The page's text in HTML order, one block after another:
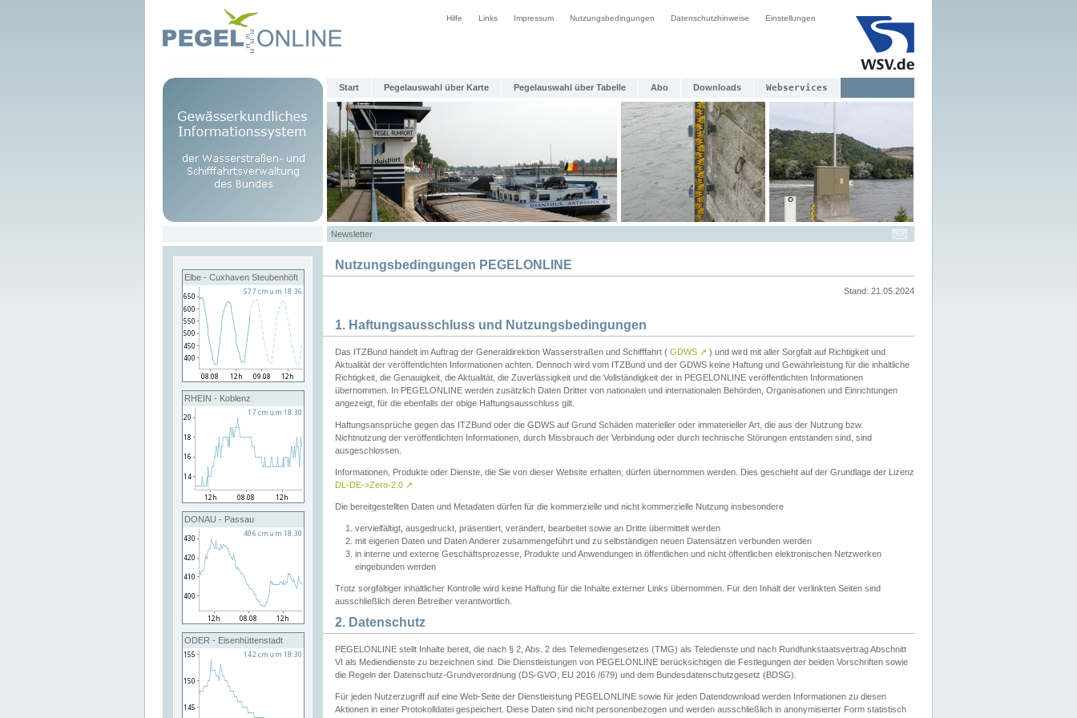
Hilfe Links Impressum Nutzungsbedingungen Datenschutzhinweise Einstellungen
Start Pegelauswahl über Karte Pegelauswahl über Tabelle Abo Downloads Webservices
Newsletter
Elbe - Cuxhaven Steubenhöft
RHEIN - Koblenz
DONAU - Passau
ODER - Eisenhüttenstadt
Nutzungsbedingungen PEGELONLINE
Stand: 21.05.2024
1. Haftungsausschluss und Nutzungsbedingungen
Das ITZBund handelt im Auftrag der Generaldirektion Wasserstraßen und Schifffahrt ( GDWS ↗ ) und wird mit aller Sorgfalt auf Richtigkeit und
Aktualität der veröffentlichten Informationen achten. Dennoch wird vom ITZBund und der GDWS keine Haftung und Gewährleistung für die inhaltliche
Richtigkeit, die Genauigkeit, die Aktualität, die Zuverlässigkeit und die Vollständigkeit der in PEGELONLINE veröffentlichten Informationen
übernommen. In PEGELONLINE werden zusätzlich Daten Dritter von nationalen und internationalen Behörden, Organisationen und Einrichtungen
angezeigt, für die ebenfalls der obige Haftungsausschluss gilt.
Haftungsansprüche gegen das ITZBund oder die GDWS auf Grund Schäden materieller oder immaterieller Art, die aus der Nutzung bzw.
Nichtnutzung der veröffentlichten Informationen, durch Missbrauch der Verbindung oder durch technische Störungen entstanden sind, sind
ausgeschlossen.
Informationen, Produkte oder Dienste, die Sie von dieser Website erhalten, dürfen übernommen werden. Dies geschieht auf der Grundlage der Lizenz
DL-DE->Zero-2.0 ↗
Die bereitgestellten Daten und Metadaten dürfen für die kommerzielle und nicht kommerzielle Nutzung insbesondere
vervielfältigt, ausgedruckt, präsentiert, verändert, bearbeitet sowie an Dritte übermittelt werden
mit eigenen Daten und Daten Anderer zusammengeführt und zu selbständigen neuen Datensätzen verbunden werden
in interne und externe Geschäftsprozesse, Produkte und Anwendungen in öffentlichen und nicht öffentlichen elektronischen Netzwerken
eingebunden werden
Trotz sorgfältiger inhaltlicher Kontrolle wird keine Haftung für die Inhalte externer Links übernommen. Für den Inhalt der verlinkten Seiten sind
ausschließlich deren Betreiber verantwortlich.
2. Datenschutz
PEGELONLINE stellt Inhalte bereit, die nach § 2, Abs. 2 des Telemediengesetzes (TMG) als Teledienste und nach Rundfunkstaatsvertrag Abschnitt
VI als Mediendienste zu bezeichnen sind. Die Dienstleistungen von PEGELONLINE berücksichtigen die Festlegungen der beiden Vorschriften sowie
die Regeln der Datenschutz-Grundverordnung (DS-GVO, EU 2016 /679) und dem Bundesdatenschutzgesetz (BDSG).
Für jeden Nutzerzugriff auf eine Web-Seite der Dienstleistung PEGELONLINE sowie für jeden Datendownload werden Informationen zu diesen
Aktionen in einer Protokolldatei gespeichert. Diese Daten sind nicht personenbezogen und werden ausschließlich in anonymisierter Form statistisch